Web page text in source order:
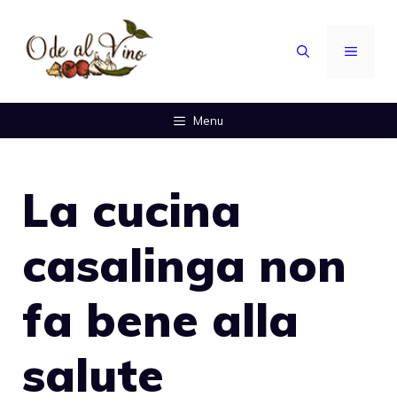
contenuto
MENU
Menu
La cucina
casalinga non
fa bene alla
salute